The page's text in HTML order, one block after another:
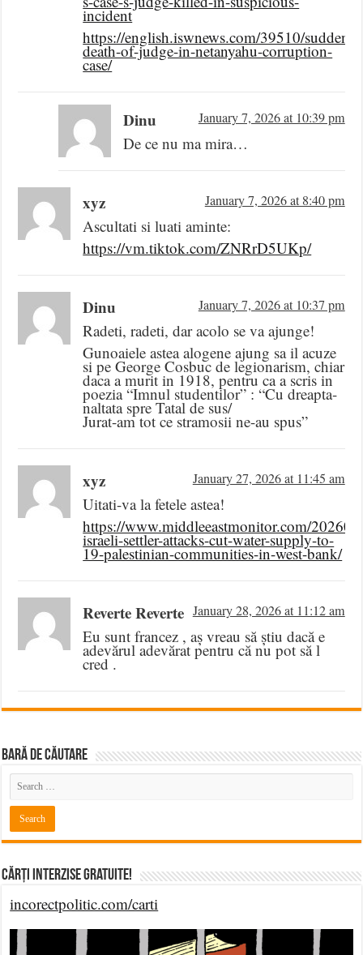
incident
https://english.iswnews.com/39510/sudden-
death-of-judge-in-netanyahu-corruption-
case/
Dinu January 7, 2026 at 10:39 pm
De ce nu ma mira…
xyz January 7, 2026 at 8:40 pm
Ascultati si luati aminte:
https://vm.tiktok.com/ZNRrD5UKp/
Dinu January 7, 2026 at 10:37 pm
Radeti, radeti, dar acolo se va ajunge!
Gunoaiele astea alogene ajung sa il acuze
si pe George Cosbuc de legionarism, chiar
daca a murit in 1918, pentru ca a scris in
poezia “Imnul studentilor” : “Cu dreapta-
naltata spre Tatal de sus/
Jurat-am tot ce stramosii ne-au spus”
xyz January 27, 2026 at 11:45 am
Uitati-va la fetele astea!
https://www.middleeastmonitor.com/
israeli-settler-attacks-cut-water-supply-to-
19-palestinian-communities-in-west-bank/
Reverte Reverte January 28, 2026 at 11:12 am
Eu sunt francez , aș vreau să știu dacă e
adevărul adevărat pentru că nu pot să l
cred .
BARĂ DE CĂUTARE
Cărți Interzise Gratuite!
incorectpolitic.com/carti